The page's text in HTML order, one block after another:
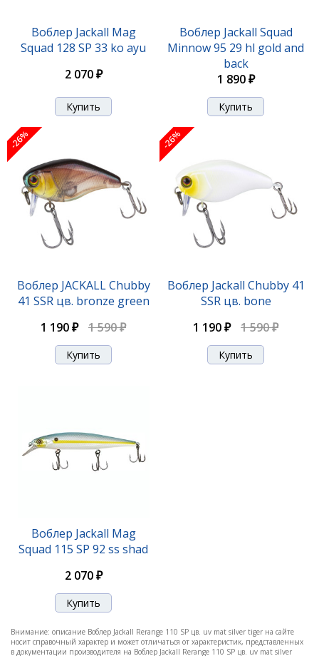
Воблер Jackall Rerange 110 SP uv secret chart clear
2 110 ₽
Воблер Jackall Mag
Squad 128 SP 33 ko ayu
2 070 ₽
Воблер Jackall Squad
Minnow 95 29 hl gold and
back
1 890 ₽
-26%
Воблер JACKALL Chubby
41 SSR цв. bronze green
1 190 ₽
1 590 ₽
-26%
Воблер Jackall Chubby 41
SSR цв. bone
1 190 ₽
1 590 ₽
Воблер Jackall Mag
Squad 115 SP 92 ss shad
2 070 ₽
Внимание: описание Воблер Jackall Rerange 110 SP цв. uv mat silver tiger на сайте
носит справочный характер и может отличаться от характеристик, представленных
в документации производителя на Воблер Jackall Rerange 110 SP цв. uv mat silver